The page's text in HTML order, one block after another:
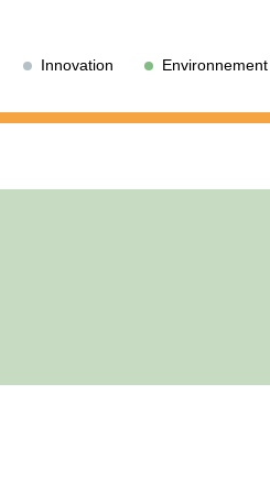
Innovation Environnement